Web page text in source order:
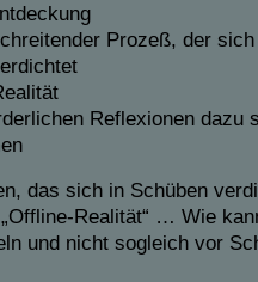
Prozeß, der
Reflexionen dazu
das sich in Schüben
Realität“ … Wie
und nicht sogleich vor